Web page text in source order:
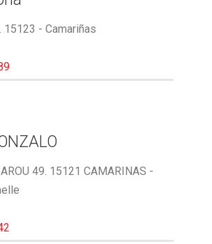
15123 - Camariñas
49. 15121 CAMARINAS -